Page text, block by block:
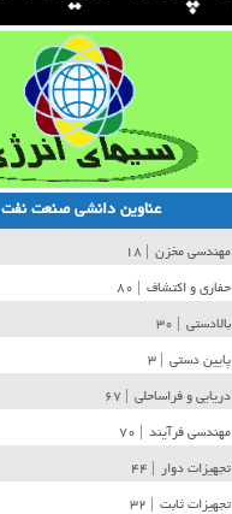
عناوین دانشی صنعت نفت
مهندسی مخزن
حفاری و اکتشاف
بالادستی
پایین دستی
دریایی و فراساحلی
مهندسی فرآیند
تجهیزات دوار
تجهیزات ثابت